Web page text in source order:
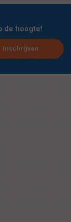
de hoogte!
Inschrijven